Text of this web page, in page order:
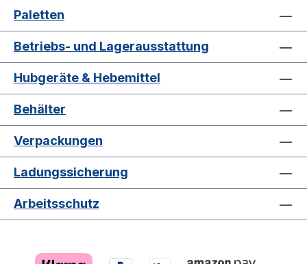
Paletten
Betriebs- und Lagerausstattung
Hubgeräte & Hebemittel
Behälter
Verpackungen
Ladungssicherung
Arbeitsschutz